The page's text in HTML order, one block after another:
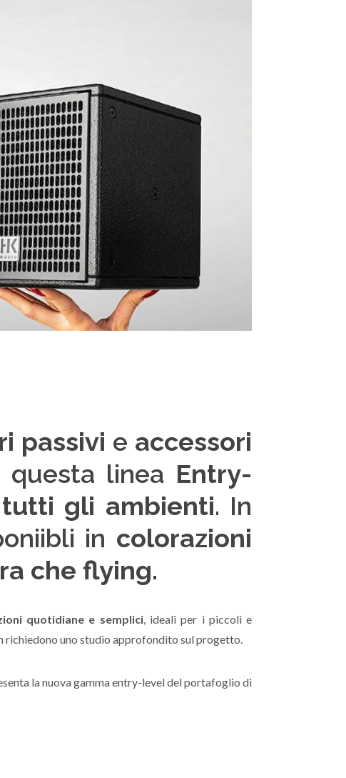
passivi e accessori
questa linea Entry-
gli ambienti. In
in colorazioni
che flying.
quotidiane e semplici, ideali per i piccoli e
richiedono uno studio approfondito sul progetto.
la nuova gamma entry-level del portafoglio di